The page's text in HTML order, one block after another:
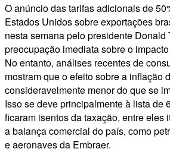
O anúncio das tarifas adicionais de
Estados Unidos sobre exportações
nesta semana pelo presidente Donald
preocupação imediata sobre o
No entanto, análises recentes de
mostram que o efeito sobre a inflação
consideravelmente menor do que se
Isso se deve principalmente à lista de
ficaram isentos da taxação, entre eles
a balança comercial do país, como
e aeronaves da Embraer.